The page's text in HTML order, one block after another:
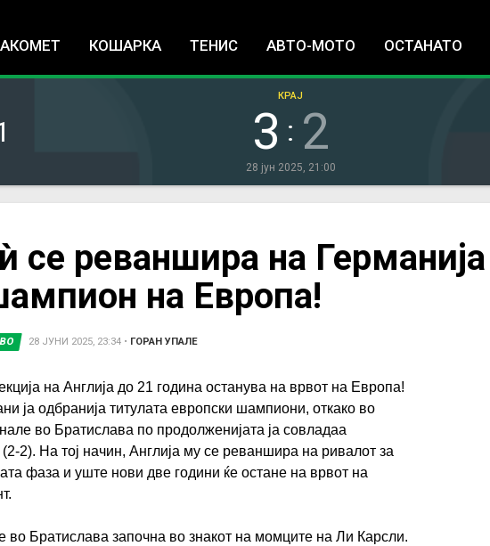
КОШАРКА ТЕНИС АВТО-МОТО ОСТАНАТО
3 : 2
КРАЈ
28 јун 2025, 21:00
се реваншира на Германија
на Европа!
28 ЈУНИ 2025, 23:34• ГОРАН УПАЛЕ
на Англија до 21 година останува на врвот на Европа!
ја одбранија титулата европски шампиони, откако во
во Братислава по продолженијата ја совладаа
2). На тој начин, Англија му се реваншира на ривалот за
фаза и уште нови две години ќе остане на врвот на
во Братислава започна во знакот на момците на Ли Карсли.